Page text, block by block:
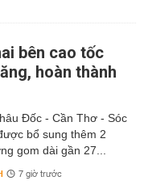
bên cao tốc
hoàn thành
Đốc - Cần Thơ - Sóc
bổ sung thêm 2
gom dài gần 27...
7 giờ trước